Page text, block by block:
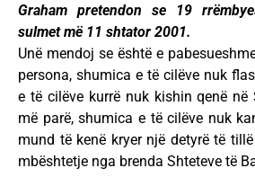
Graham pretendon se 19
sulmet më 11 shtator 2001.
Unë mendoj se është e
persona, shumica e të cilëve nuk
e të cilëve kurrë nuk kishin qenë në
më parë, shumica e të cilëve nuk
mund të kenë kryer një detyrë të
mbështetje nga brenda Shteteve të